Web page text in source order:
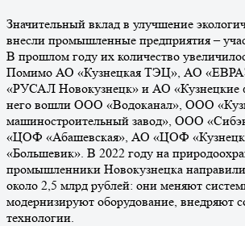
Значительный вклад в улучшение
внесли промышленные предприятия –
В прошлом году их количество
Помимо АО «Кузнецкая ТЭЦ», АО
«РУСАЛ Новокузнецк» и АО «Кузнецкие
него вошли ООО «Водоканал», ООО
машиностроительный завод», ООО
«ЦОФ «Абашевская», АО «ЦОФ
«Большевик». В 2022 году на
промышленники Новокузнецка
около 2,5 млрд рублей: они меняют
модернизируют оборудование, внедряют
технологии.